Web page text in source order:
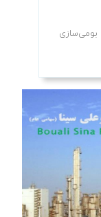
بومی‌سازی